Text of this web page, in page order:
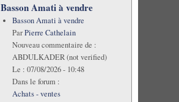
Basson Amati à vendre
Basson Amati à vendre
ParPierre Cathelain
Nouveau commentaire de :
ABDULKADER (not verified)
Le : 07/08/2026 - 10:48
Dans le forum :
Achats - ventes